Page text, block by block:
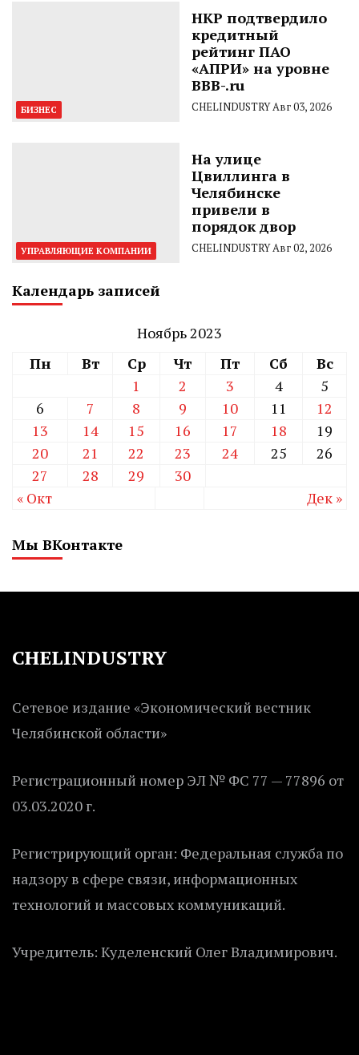
БИЗНЕС
НКР подтвердило
кредитный
рейтинг ПАО
«АПРИ» на уровне
BBB-.ru
CHELINDUSTRY Авг 03, 2026
УПРАВЛЯЮЩИЕ КОМПАНИИ
На улице
Цвиллинга в
Челябинске
привели в
порядок двор
CHELINDUSTRY Авг 02, 2026
Календарь записей
Ноябрь 2023
Пн
Вт Ср Чт Пт Сб
Вс
1
2 3 4
5
6
7 8 9 10 11
12
13
14 15 16 17 18
19
20
21 22 23 24 25
26
27
28 29
30
« Окт
Дек »
Мы ВКонтакте
CHELINDUSTRY
Сетевое издание «Экономический вестник
Челябинской области»
Регистрационный номер ЭЛ № ФС 77 — 77896 от
03.03.2020 г.
Регистрирующий орган: Федеральная служба по
надзору в сфере связи, информационных
технологий и массовых коммуникаций.
Учредитель: Куделенский Олег Владимирович.